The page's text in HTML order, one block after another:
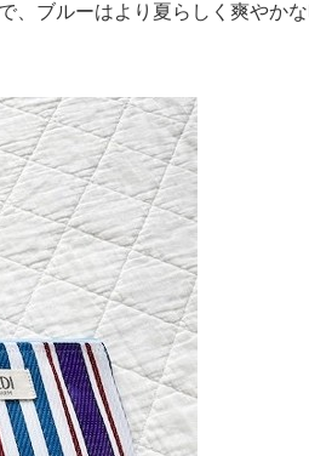
、ブルーはより夏らしく爽やかな